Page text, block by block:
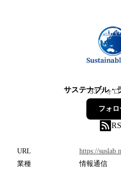
サステナブル・
33フォ
フォロ
URL
https://
業種
情報通信